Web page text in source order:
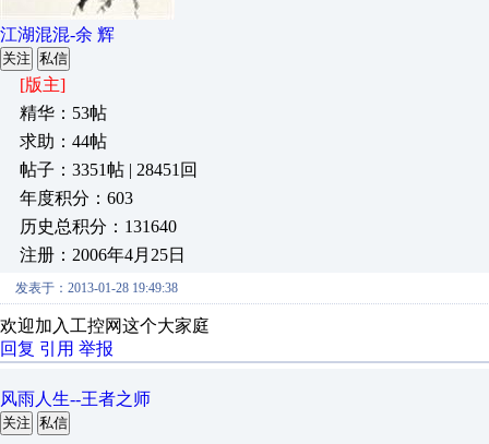
江湖混混-余 辉
关注 私信
[版主]
精华：53帖
求助：44帖
帖子：3351帖 | 28451回
年度积分：603
历史总积分：131640
注册：2006年4月25日
发表于：2013-01-28 19:49:38
欢迎加入工控网这个大家庭
回复 引用 举报
风雨人生--王者之师
关注 私信